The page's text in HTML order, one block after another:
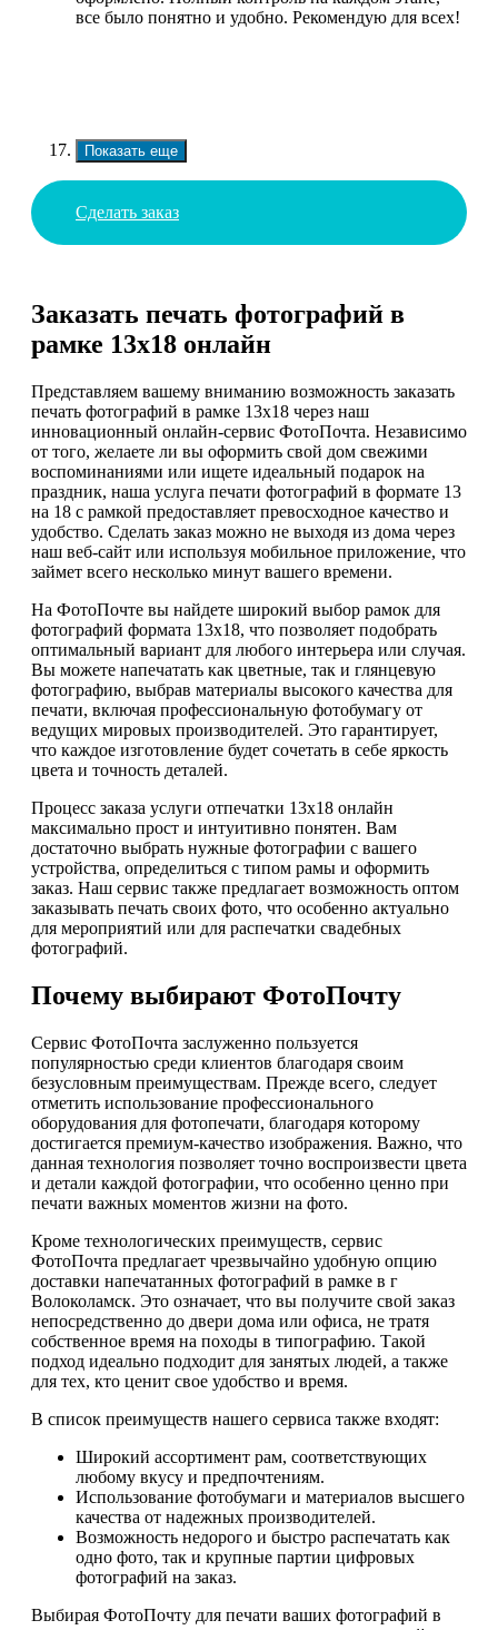
все было понятно и удобно. Рекомендую для всех!
Показать еще
Сделать заказ
Заказать печать фотографий в
рамке 13х18 онлайн
Представляем вашему вниманию возможность заказать
печать фотографий в рамке 13х18 через наш
инновационный онлайн-сервис ФотоПочта. Независимо
от того, желаете ли вы оформить свой дом свежими
воспоминаниями или ищете идеальный подарок на
праздник, наша услуга печати фотографий в формате 13
на 18 с рамкой предоставляет превосходное качество и
удобство. Сделать заказ можно не выходя из дома через
наш веб-сайт или используя мобильное приложение, что
займет всего несколько минут вашего времени.
На ФотоПочте вы найдете широкий выбор рамок для
фотографий формата 13х18, что позволяет подобрать
оптимальный вариант для любого интерьера или случая.
Вы можете напечатать как цветные, так и глянцевую
фотографию, выбрав материалы высокого качества для
печати, включая профессиональную фотобумагу от
ведущих мировых производителей. Это гарантирует,
что каждое изготовление будет сочетать в себе яркость
цвета и точность деталей.
Процесс заказа услуги отпечатки 13х18 онлайн
максимально прост и интуитивно понятен. Вам
достаточно выбрать нужные фотографии с вашего
устройства, определиться с типом рамы и оформить
заказ. Наш сервис также предлагает возможность оптом
заказывать печать своих фото, что особенно актуально
для мероприятий или для распечатки свадебных
фотографий.
Почему выбирают ФотоПочту
Сервис ФотоПочта заслуженно пользуется
популярностью среди клиентов благодаря своим
безусловным преимуществам. Прежде всего, следует
отметить использование профессионального
оборудования для фотопечати, благодаря которому
достигается премиум-качество изображения. Важно, что
данная технология позволяет точно воспроизвести цвета
и детали каждой фотографии, что особенно ценно при
печати важных моментов жизни на фото.
Кроме технологических преимуществ, сервис
ФотоПочта предлагает чрезвычайно удобную опцию
доставки напечатанных фотографий в рамке в г
Волоколамск. Это означает, что вы получите свой заказ
непосредственно до двери дома или офиса, не тратя
собственное время на походы в типографию. Такой
подход идеально подходит для занятых людей, а также
для тех, кто ценит свое удобство и время.
В список преимуществ нашего сервиса также входят:
Широкий ассортимент рам, соответствующих
любому вкусу и предпочтениям.
Использование фотобумаги и материалов высшего
качества от надежных производителей.
Возможность недорого и быстро распечатать как
одно фото, так и крупные партии цифровых
фотографий на заказ.
Выбирая ФотоПочту для печати ваших фотографий в